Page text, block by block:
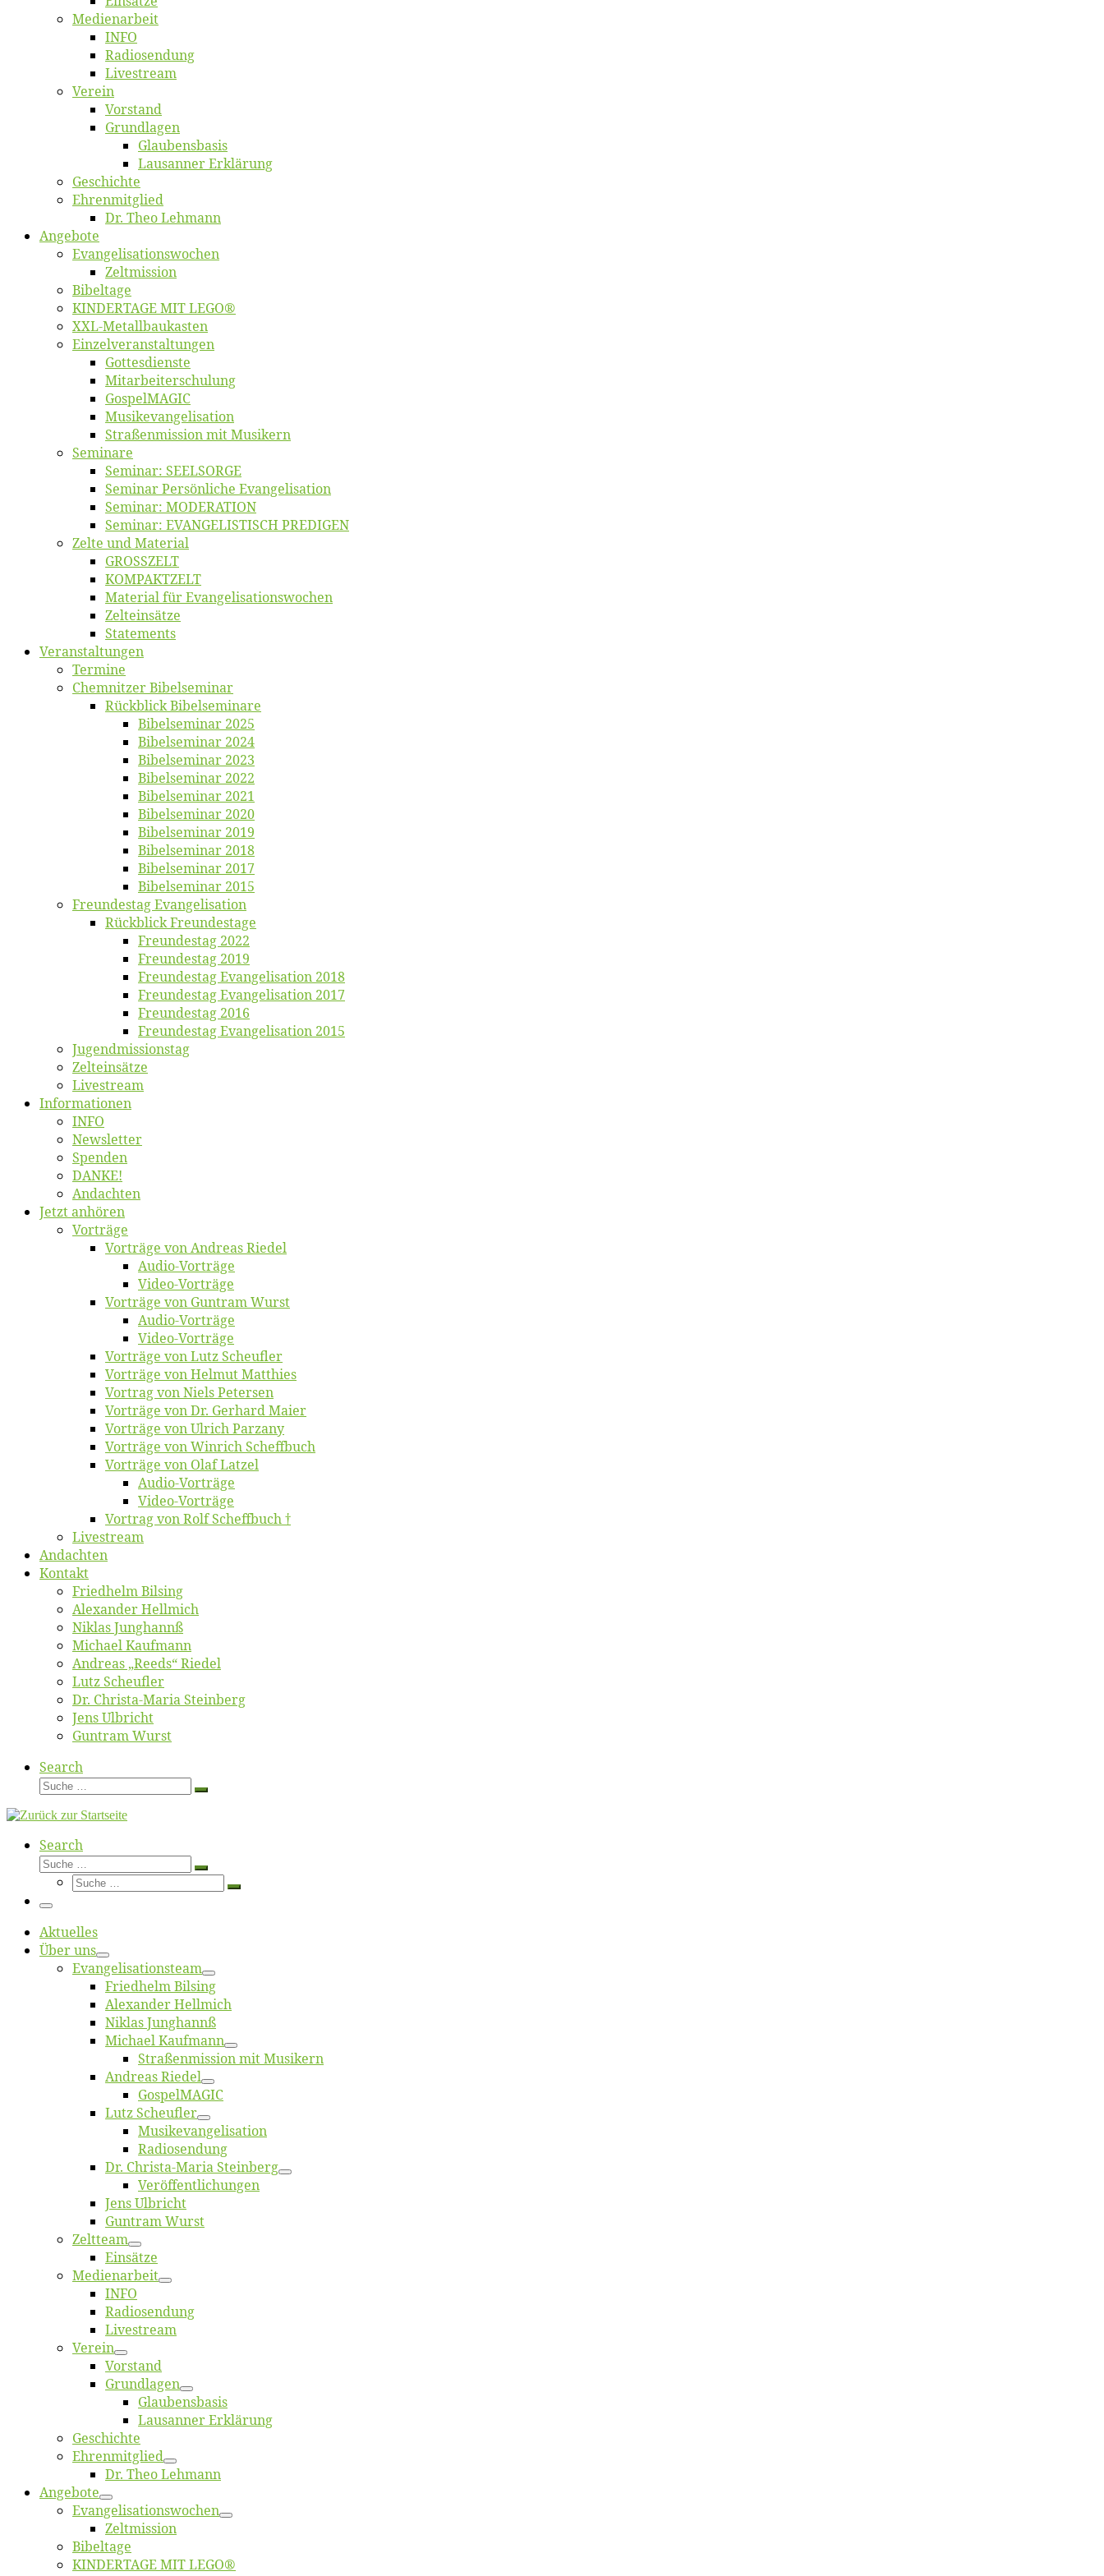
Me­di­en­ar­beit
INFO
Ra­dio­sen­dung
Live­stream
Ver­ein
Vor­stand
Grund­la­gen
Glaubens­ba­sis
Lausan­ner Erklärung
Ge­schich­te
Eh­ren­mit­glied
Dr. Theo Lehmann
An­ge­bo­te
Evangelisa­tions­wo­chen
Zelt­mis­si­on
Bi­bel­ta­ge
KINDERTAGE MIT LEGO®
XXL-Me­­tal­l­­bau­­kas­­ten
Einzelver­an­stal­tungen
Got­tes­diens­te
Mitarbeiter­schulung
Gos­pel­MA­GIC
Musikevan­ge­li­sa­tion
Straßenmis­sion mit Musikern
Se­mi­na­re
Se­mi­nar: SEELSORGE
Se­mi­nar Per­sön­li­che Evangelisation
Se­mi­nar: MODERATION
Se­mi­nar: EVANGELISTISCH PREDIGEN
Zel­te und Material
GROSSZELT
KOMPAKTZELT
Ma­te­ri­al für Evangelisationswochen
Zelt­ein­sät­ze
State­ments
Ver­an­stal­tun­gen
Ter­mi­ne
Chemnit­zer Bibelseminar
Rück­blick Bibelseminare
Bi­bel­se­mi­nar 2025
Bi­bel­se­mi­nar 2024
Bi­bel­se­mi­nar 2023
Bi­bel­se­mi­nar 2022
Bi­bel­se­mi­nar 2021
Bi­bel­se­mi­nar 2020
Bi­bel­se­mi­nar 2019
Bi­bel­se­mi­nar 2018
Bibelsemi­nar 2017
Bibelsemi­nar 2015
Freun­des­tag Evangelisation
Rück­blick Freundestage
Freun­des­tag 2022
Freun­des­tag 2019
Freun­des­tag Evan­ge­li­sa­ti­on 2018
Freun­des­tag Evan­ge­li­sa­ti­on 2017
Freun­des­tag 2016
Freun­des­tag Evan­ge­li­sa­ti­on 2015
Jugend­mis­sions­tag
Zelt­ein­sät­ze
Live­stream
Informatio­nen
INFO
News­let­ter
Spen­den
DANKE!
An­dach­ten
Jetzt an­hö­ren
Vor­trä­ge
Vor­trä­ge von An­dre­as Riedel
Au­dio-Vor­trä­ge
Vi­deo-Vor­trä­ge
Vor­trä­ge von Gun­tram Wurst
Au­dio-Vor­trä­ge
Vi­deo-Vor­trä­ge
Vor­trä­ge von Lutz Scheufler
Vor­trä­ge von Hel­mut Matthies
Vor­trag von Niels Petersen
Vor­trä­ge von Dr. Ger­hard Maier
Vor­trä­ge von Ul­rich Parzany
Vor­trä­ge von Win­rich Scheffbuch
Vor­trä­ge von Olaf Latzel
Au­dio-Vor­trä­ge
Vi­deo-Vor­trä­ge
Vor­trag von Rolf Scheffbuch †
Live­stream
An­dach­ten
Kon­takt
Fried­helm Bilsing
Alex­an­der Hellmich
Ni­klas Junghannß
Mi­cha­el Kaufmann
An­dre­as „Reeds“ Riedel
Lutz Scheuf­ler
Dr. Chris­­ta-Ma­ria Steinberg
Jens Ulb­richt
Gun­tram Wurst
Search
Suche
Suche
Search
Suche
Suche
Suche
Suche
Menü
Ak­tu­el­les
Über uns
Evangelisa­tions­team
Fried­helm Bilsing
Alex­an­der Hellmich
Ni­klas Junghannß
Mi­cha­el Kaufmann
Straßenmis­sion mit Musikern
An­dre­as Riedel
Gos­pel­MA­GIC
Lutz Scheuf­ler
Musikevan­ge­li­sa­tion
Ra­dio­sen­dung
Dr. Chris­­ta-Ma­ria Steinberg
Ver­öf­fent­li­chun­gen
Jens Ulb­richt
Gun­tram Wurst
Zelt­team
Ein­sät­ze
Me­di­en­ar­beit
INFO
Ra­dio­sen­dung
Live­stream
Ver­ein
Vor­stand
Grund­la­gen
Glaubens­ba­sis
Lausan­ner Erklärung
Ge­schich­te
Eh­ren­mit­glied
Dr. Theo Lehmann
An­ge­bo­te
Evangelisa­tions­wo­chen
Zelt­mis­si­on
Bi­bel­ta­ge
KINDERTAGE MIT LEGO®